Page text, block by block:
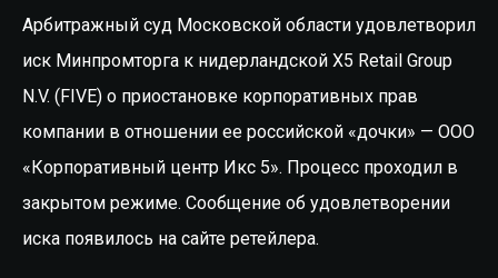
Арбитражный суд Московской области удовлетворил
иск Минпромторга к нидерландской X5 Retail Group
N.V. (FIVE) о приостановке корпоративных прав
компании в отношении ее российской «дочки» — ООО
«Корпоративный центр Икс 5». Процесс проходил в
закрытом режиме. Сообщение об удовлетворении
иска появилось на сайте ретейлера.